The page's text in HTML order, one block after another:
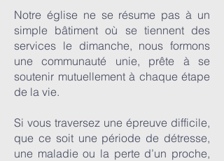
Notre église ne se résume pas à un
simple bâtiment où se tiennent des
services le dimanche, nous formons
une communauté unie, prête à se
soutenir mutuellement à chaque étape
de la vie.
Si vous traversez une épreuve difficile,
que ce soit une période de détresse,
une maladie ou la perte d’un proche,